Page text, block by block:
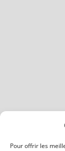
Pour offrir les